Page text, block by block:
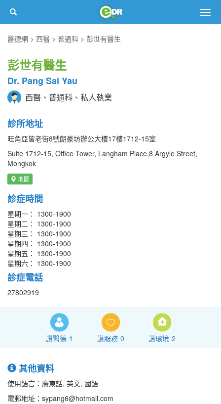
醫德網
西醫 普通科 彭世有醫生
彭世有醫生
Dr. Pang Sai Yau
西醫、普通科、私人執業
診所地址
旺角亞皆老街8號朗豪坊辦公大樓17樓1712-15室
Suite 1712-15, Office Tower, Langham Place,8 Argyle Street,
Mongkok
地圖
診症時間
星期一： 1300-1900
星期二： 1300-1900
星期三： 1300-1900
星期四： 1300-1900
星期五： 1300-1900
星期六： 1300-1900
診症電話
27802919
讚醫德 1 讚服務 0 讚環境 2
其他資料
使用語言：廣東話, 英文, 國語
電郵地址：sypang6@hotmail.com